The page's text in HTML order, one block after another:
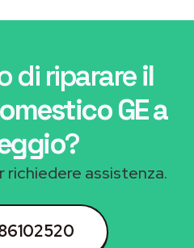
di riparareil
GE a
?
assistenza.